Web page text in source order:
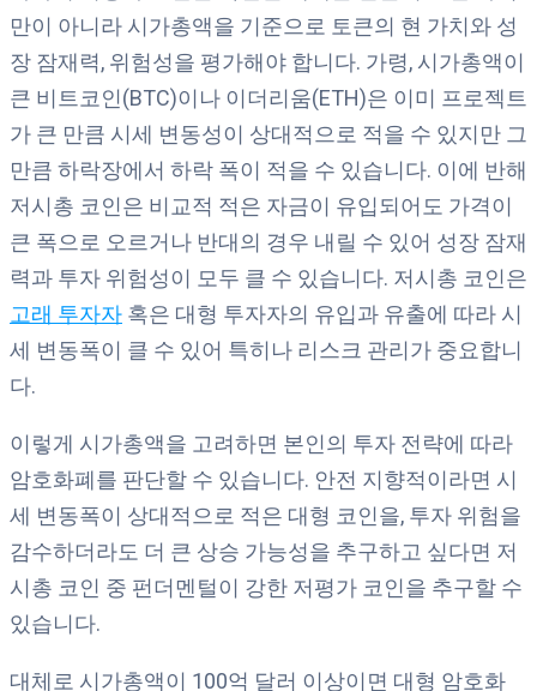
만이 아니라 시가총액을 기준으로 토큰의 현 가치와 성
장 잠재력, 위험성을 평가해야 합니다. 가령, 시가총액이
큰 비트코인(BTC)이나 이더리움(ETH)은 이미 프로젝트
가 큰 만큼 시세 변동성이 상대적으로 적을 수 있지만 그
만큼 하락장에서 하락 폭이 적을 수 있습니다. 이에 반해
저시총 코인은 비교적 적은 자금이 유입되어도 가격이
큰 폭으로 오르거나 반대의 경우 내릴 수 있어 성장 잠재
력과 투자 위험성이 모두 클 수 있습니다. 저시총 코인은
고래 투자자 혹은 대형 투자자의 유입과 유출에 따라 시
세 변동폭이 클 수 있어 특히나 리스크 관리가 중요합니
다.
이렇게 시가총액을 고려하면 본인의 투자 전략에 따라
암호화폐를 판단할 수 있습니다. 안전 지향적이라면 시
세 변동폭이 상대적으로 적은 대형 코인을, 투자 위험을
감수하더라도 더 큰 상승 가능성을 추구하고 싶다면 저
시총 코인 중 펀더멘털이 강한 저평가 코인을 추구할 수
있습니다.
대체로 시가총액이 100억 달러 이상이면 대형 암호화